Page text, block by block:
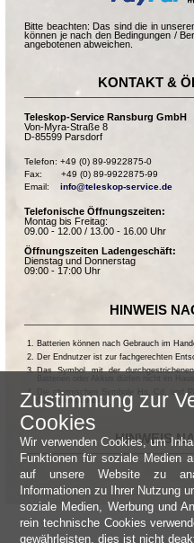
Bitte beachten: Das sind die in
können je nach den Bedingungen /
angebotenen abweichen.
KONTAKT &
Teleskop-Service Ransburg GmbH
Von-Myra-Straße 8
D-85599 Parsdorf
Telefon: +49 (0) 89-9922875-0
Fax:       +49 (0) 89-9922875-99
Email: info@teleskop-service.de
Telefonische Öffnungszeiten:
Montag bis Freitag:
09.00 - 12.00 / 13.00 - 16.00 Uhr
Öffnungszeiten Ladengeschäft:
Dienstag und Donnerstag
09:00 - 17:00 Uhr
HINWEIS
Batterien können nach Gebrauch im
Der Endnutzer ist zur fachgerechten
Das Symbol mit der
Die chemischen Symbole Hg, Cd, und
Cadmium und Blei.
HINWEIS
Zustimmung zur
Cookies
Wir verwenden Cookies, um
Funktionen für soziale Medien
auf unsere Website zu
Informationen zu Ihrer Nutzung
soziale Medien, Werbung und
rein technische Cookies
gewährleisten, dies ist nicht